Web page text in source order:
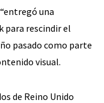
una
rescindir el
pasado como parte
visual.
de Reino Unido